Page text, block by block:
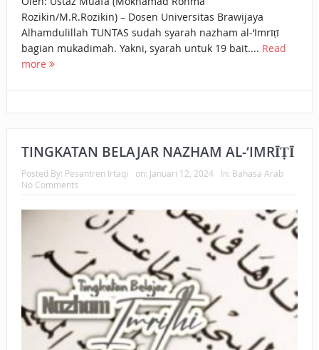
Rozikin/M.R.Rozikin) – Dosen Universitas Brawijaya
Alhamdulillah TUNTAS sudah syarah nazham al-‘Imrīṭī
bagian mukadimah. Yakni, syarah untuk 19 bait.... Read
more
TINGKATAN BELAJAR NAZHAM AL-‘IMRĪṬĪ
Posted By: Pesantren Irtaqi on: Januari 12, 2024 In: Bahasa Arab
No Comments